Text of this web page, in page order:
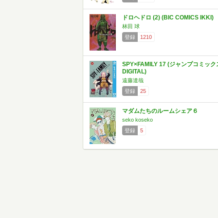
ドロヘドロ (2) (BIC COMICS IKKI)
林田 球
登録
1210
SPY×FAMILY 17 (ジャンプコミック
DIGITAL)
遠藤達哉
登録
25
マダムたちのルームシェア６
seko koseko
登録
5